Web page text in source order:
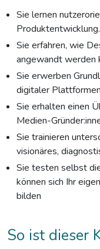
Sie lernen
Produktentwicklung.
Sie erfahren, wie
angewandt werden
Sie erwerben
digitaler
Sie erhalten einen
Medien-
Sie trainieren
visionäres,
Sie testen selbst
können sich Ihr
bilden
So ist dieser